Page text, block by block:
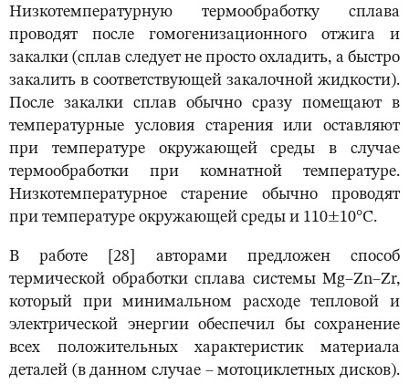
Низкотемпературную термообработку сплава
проводят после гомогенизационного отжига и
закалки (сплав следует не просто охладить, а быстро
закалить в соответствующей закалочной жидкости).
После закалки сплав обычно сразу помещают в
температурные условия старения или оставляют
при температуре окружающей среды в случае
термообработки при комнатной температуре.
Низкотемпературное старение обычно проводят
при температуре окружающей среды и 110±10°С.
В работе [28] авторами предложен способ
термической обработки сплава системы Mg–Zn–Zr,
который при минимальном расходе тепловой и
электрической энергии обеспечил бы сохранение
всех положительных характеристик материала
деталей (в данном случае – мотоциклетных дисков).